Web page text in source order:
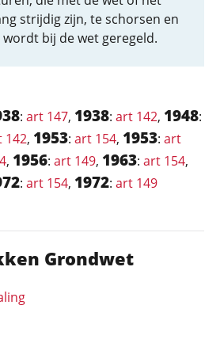
Grondwet
strijdig zijn, te schorsen en
bij de wet geregeld.
: art 147, 1938: art 142, 1948:
142, 1953: art 154, 1953: art
, 1956: art 149, 1963: art 154,
: art 154, 1972: art 149